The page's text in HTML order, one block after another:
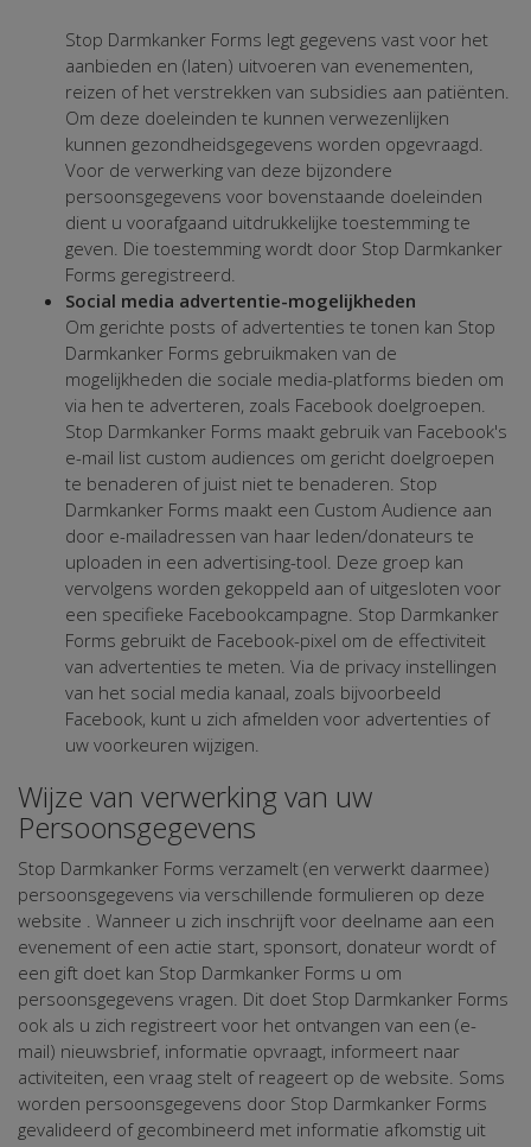
Stop Darmkanker Forms legt gegevens vast voor het
aanbieden en (laten) uitvoeren van evenementen,
reizen of het verstrekken van subsidies aan patiënten.
Om deze doeleinden te kunnen verwezenlijken
kunnen gezondheidsgegevens worden opgevraagd.
Voor de verwerking van deze bijzondere
persoonsgegevens voor bovenstaande doeleinden
dient u voorafgaand uitdrukkelijke toestemming te
geven. Die toestemming wordt door Stop Darmkanker
Forms geregistreerd.
Social media advertentie-mogelijkheden
Om gerichte posts of advertenties te tonen kan Stop
Darmkanker Forms gebruikmaken van de
mogelijkheden die sociale media-platforms bieden om
via hen te adverteren, zoals Facebook doelgroepen.
Stop Darmkanker Forms maakt gebruik van Facebook's
e-mail list custom audiences om gericht doelgroepen
te benaderen of juist niet te benaderen. Stop
Darmkanker Forms maakt een Custom Audience aan
door e-mailadressen van haar leden/donateurs te
uploaden in een advertising-tool. Deze groep kan
vervolgens worden gekoppeld aan of uitgesloten voor
een specifieke Facebookcampagne. Stop Darmkanker
Forms gebruikt de Facebook-pixel om de effectiviteit
van advertenties te meten. Via de privacy instellingen
van het social media kanaal, zoals bijvoorbeeld
Facebook, kunt u zich afmelden voor advertenties of
uw voorkeuren wijzigen.
Wijze van verwerking van uw
Persoonsgegevens
Stop Darmkanker Forms verzamelt (en verwerkt daarmee)
persoonsgegevens via verschillende formulieren op deze
website . Wanneer u zich inschrijft voor deelname aan een
evenement of een actie start, sponsort, donateur wordt of
een gift doet kan Stop Darmkanker Forms u om
persoonsgegevens vragen. Dit doet Stop Darmkanker Forms
ook als u zich registreert voor het ontvangen van een (e-
mail) nieuwsbrief, informatie opvraagt, informeert naar
activiteiten, een vraag stelt of reageert op de website. Soms
worden persoonsgegevens door Stop Darmkanker Forms
gevalideerd of gecombineerd met informatie afkomstig uit